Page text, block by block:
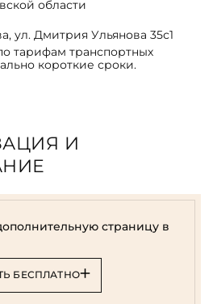
области
ул. Дмитрия Ульянова 35с1
тарифам транспортных
короткие сроки.
И
страницу в
БЕСПЛАТНО